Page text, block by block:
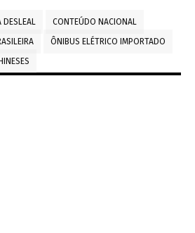
DESLEAL
CONTEÚDO NACIONAL
ÔNIBUS ELÉTRICO IMPORTADO